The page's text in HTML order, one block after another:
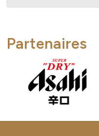
Partenaires